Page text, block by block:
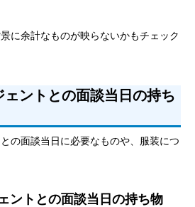
に余計なものが映らないかもチェック
ェントとの面談当日の持ち
の面談当日に必要なものや、服装につ
ントとの面談当日の持ち物